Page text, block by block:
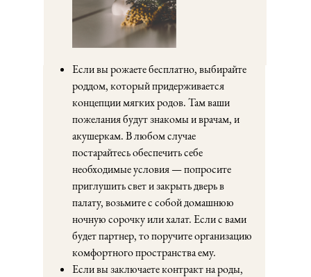
Если вы рожаете бесплатно, выбирайте
роддом, который придерживается
концепции мягких родов. Там ваши
пожелания будут знакомы и врачам, и
акушеркам. В любом случае
постарайтесь обеспечить себе
необходимые условия — попросите
приглушить свет и закрыть дверь в
палату, возьмите с собой домашнюю
ночную сорочку или халат. Если с вами
будет партнер, то поручите организацию
комфортного пространства ему.
Если вы заключаете контракт на роды,